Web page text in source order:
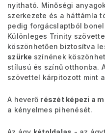
nyitható. Minőségi
szerkezete és a háttámla
pedig forgácslaptból
Különleges Trinity
köszönhetően biztosítva
szürke színének
stílusú és színű otthonba.
szövettel kárpitozott mint
A heverő részét képezi a
a kényelmes pihenését.